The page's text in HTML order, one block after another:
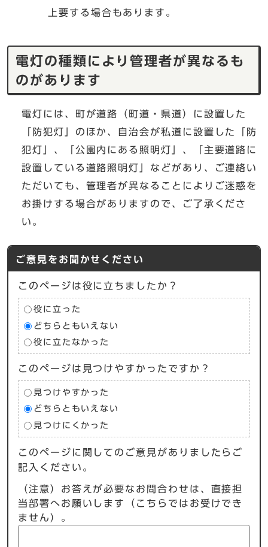
上要する場合もあります。
電灯の種類により管理者が異なるも
のがあります
電灯には、町が道路（町道・県道）に設置した
「防犯灯」のほか、自治会が私道に設置した「防
犯灯」、「公園内にある照明灯」、「主要道路に
設置している道路照明灯」などがあり、ご連絡い
ただいても、管理者が異なることによりご迷惑を
お掛けする場合がありますので、ご了承くださ
い。
ご意見をお聞かせください
このページは役に立ちましたか？
役に立った
どちらともいえない
役に立たなかった
このページは見つけやすかったですか？
見つけやすかった
どちらともいえない
見つけにくかった
このページに関してのご意見がありましたらご
記入ください。
（注意）お答えが必要なお問合わせは、直接担
当部署へお願いします（こちらではお受けでき
ません）。